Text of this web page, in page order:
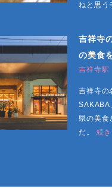
ねと思う
吉祥寺
の美食
吉祥寺駅
吉祥寺の
SAKABA
県の美食
だ。 続